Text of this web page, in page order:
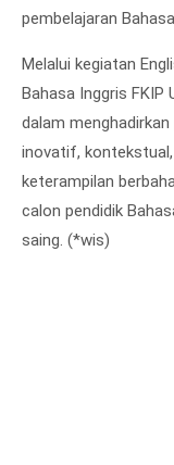
pembelajaran
Melalui kegiatan
Bahasa Inggris FKIP
dalam
inovatif,
keterampilan
calon pendidik
saing. (*wis)